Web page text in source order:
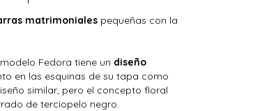
matrimoniales pequeñas con la
modelo Fedora tiene un diseño
en las esquinas de su tapa como
similar, pero el concepto floral
de terciopelo negro.